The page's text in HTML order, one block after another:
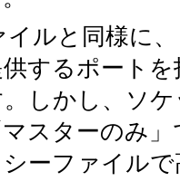
イルと同様に
するポート
しかし、ソ
スターのみ
ーファイル